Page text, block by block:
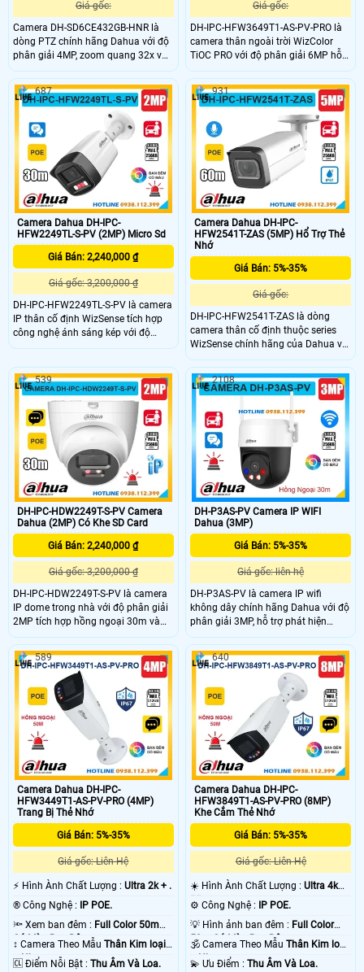
Giá gốc:
Camera DH-SD6CE432GB-HNR là
dòng PTZ chính hãng Dahua với độ
phân giải 4MP, zoom quang 32x và
khả năng quay xoay 360 độ mượt
mà. Camera hỗ trợ hồng ngoại tầm
xa lên tới 250m, tích hợp chức năng
Auto-tracking giúp tự động theo dõi
mục tiêu thông minh. Camera còn
hỗ trợ khe thẻ nhớ lên đến 512GB và
đạt chuẩn chống nước/bụi IP67 lý
tưởng cho lắp đặt ngoài trời.
Giá gốc:
DH-IPC-HFW3649T1-AS-PV-PRO là
camera thân ngoài trời WizColor
TiOC PRO với độ phân giải 6MP hỗ
trợ đàm thoại hai chiều và khả năng
quan sát ban đêm có màu nhờ
hồng ngoại tầm xa 50m. Camera
tích hợp công nghệ AI giúp phân
biệt chính xác người và xe có tính
năng báo động chủ động bằng âm
thanh và ánh sáng hỗ trợ khe thẻ
nhớ lên đến 512GB, chuẩn nén hỗ
trợ POE và đạt chuẩn chống nước
IP67.
Camera Dahua DH-IPC-
HFW2249TL-S-PV (2MP) Micro Sd
Giá Bán: 2,240,000 ₫
Giá gốc: 3,200,000 ₫
DH-IPC-HFW2249TL-S-PV là camera
IP thân cố định WizSense tích hợp
công nghệ ánh sáng kép với độ
phân giải 2MP cho hình ảnh màu cả
lên đến 30m. Camera hỗ trợ khe
cắm thẻ nhớ tối đa 256GB, đàm
thoại 2 chiều, phát hiện chính xác
người và phương tiện để gửi cảnh
báo hiệu quả. Camera còn hỗ trợ
POE, chuẩn chống nước bụi IP67
phù hợp lắp đặt ngoài trời.
687
Camera Dahua DH-IPC-
HFW2541T-ZAS (5MP) Hổ Trợ Thẻ
Nhớ
Giá Bán: 5%-35%
Giá gốc:
DH-IPC-HFW2541T-ZAS là dòng
camera thân cố định thuộc series
WizSense chính hãng của Dahua với
độ phân giải 5MP, tích hợp mic ghi
âm và công nghệ hồng ngoại quan
sát ban đêm lên đến 60m. Camera
hỗ trợ khe thẻ nhớ tối đa 256GB
phân biệt chính xác người và xe,
giúp nâng cao hiệu quả giám sát.
Với chuẩn chống nước IP67 và hỗ
trợ POE, camera hoạt động bền bỉ
trong mọi điều kiện thời tiết.
931
DH-IPC-HDW2249T-S-PV Camera
Dahua (2MP) Có Khe SD Card
Giá Bán: 2,240,000 ₫
Giá gốc: 3,200,000 ₫
DH-IPC-HDW2249T-S-PV là camera
IP dome trong nhà với độ phân giải
2MP tích hợp hồng ngoại 30m và
đèn LED trợ sáng cho hình ảnh ban
đêm có màu sắc rõ nét. Camera
quan sát hỗ trợ khe cắm thẻ nhớ lên
đến 256GB đàm thoại hai chiều tiện
lợi. Ngoài ra, camera còn có chức
năng phát hiện thông minh và cảnh
báo chủ động, nâng cao hiệu quả
an ninh.
539
DH-P3AS-PV Camera IP WIFI
Dahua (3MP)
Giá Bán: 5%-35%
Giá gốc: liên hệ
DH-P3AS-PV là camera IP wifi
không dây chính hãng Dahua với độ
phân giải 3MP, hỗ trợ phát hiện
người và phương tiện chính xác.
Camera tích hợp hồng ngoại 30m,
quay xoay 360° tracking tự động
theo dõi đối tượng xâm nhập, ghi
hình màu ban đêm, báo động bằng
đèn và còi. Hỗ trợ thẻ nhớ lên đến
256GB, chuẩn kháng nước bụi IP66,
phù hợp lắp đặt ngoài trời.
2108
Camera Dahua DH-IPC-
HFW3449T1-AS-PV-PRO (4MP)
Trang Bị Thẻ Nhớ
Giá Bán: 5%-35%
Giá gốc: Liên Hệ
️⚡ Hình Ành Chất Lượng : Ultra 2k + .
®️ Công Nghệ : IP POE.
🔦 Xem ban đêm : Full Color 50m
Có Màu Ban Ðêm.
↕️ Camera Theo Mẫu Thân Kim loại
+ Nhựa.
️🆑 Điểm Nỗi Bật : Thu Âm Và Loa.
589
Camera Dahua DH-IPC-
HFW3849T1-AS-PV-PRO (8MP)
Khe Cắm Thẻ Nhớ
Giá Bán: 5%-35%
Giá gốc: Liên Hệ
☀️ Hình Ành Chất Lượng :Ultra 4k
👍🏾 .
⚙ Công Nghệ : IP POE.
💡 Hình ảnh ban đêm : Full Color
50m Có Màu Ban Ðêm.
🕉️ Camera Theo MẫuThân Kim loại
+ Nhựa.
️💫 Ưu Điểm :Thu Âm Và Loa.
640